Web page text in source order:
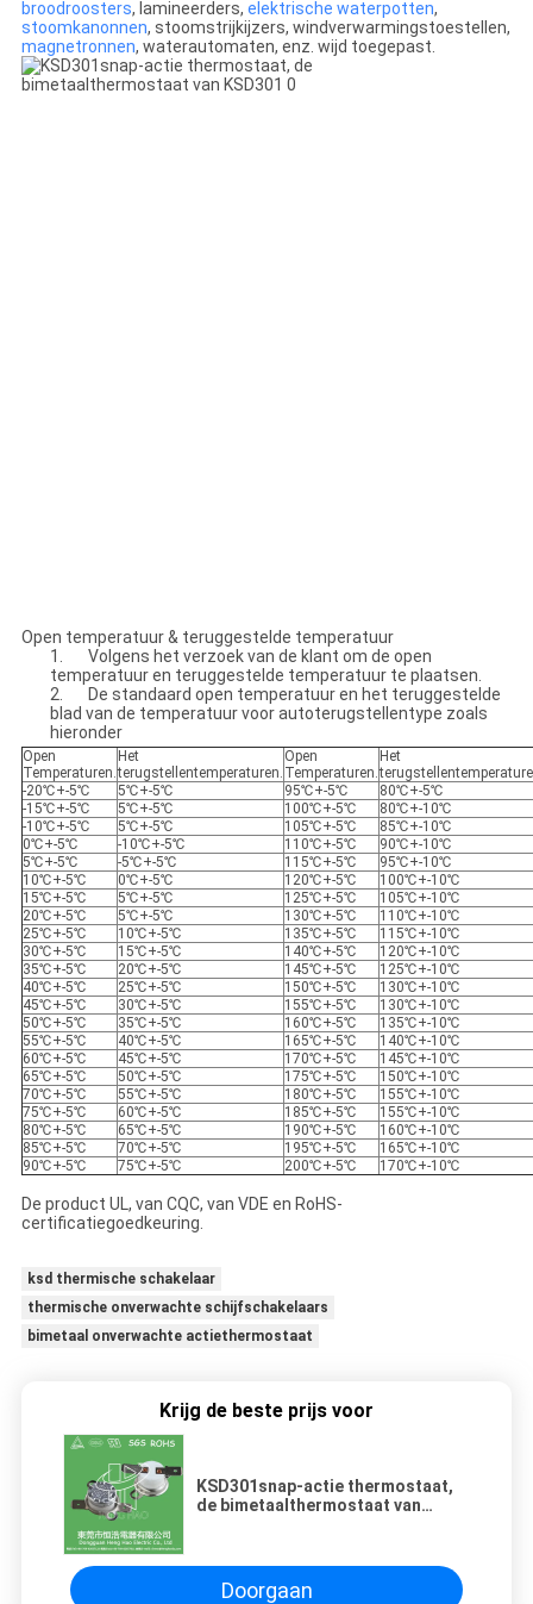
broodroosters, lamineerders, elektrische waterpotten,
stoomkanonnen, stoomstrijkijzers, windverwarmingstoestellen,
magnetronnen, waterautomaten, enz. wijd toegepast.
Open temperatuur & teruggestelde temperatuur
1. Volgens het verzoek van de klant om de open
temperatuur en teruggestelde temperatuur te plaatsen.
2. De standaard open temperatuur en het teruggestelde
blad van de temperatuur voor autoterugstellentype zoals
hieronder
Open
Temperaturen.
Het
terugstellentemperaturen.
Open
Temperaturen.
Het
-20℃+-5℃
5℃+-5℃ 95℃+-5℃
80℃+-5℃
-15℃+-5℃
5℃+-5℃ 100℃+-5℃
80℃+-10℃
-10℃+-5℃
5℃+-5℃ 105℃+-5℃
85℃+-10℃
0℃+-5℃
-10℃+-5℃ 110℃+-5℃
90℃+-10℃
5℃+-5℃
-5℃+-5℃ 115℃+-5℃
95℃+-10℃
10℃+-5℃
0℃+-5℃ 120℃+-5℃
100℃+-10℃
15℃+-5℃
5℃+-5℃ 125℃+-5℃
105℃+-10℃
20℃+-5℃
5℃+-5℃ 130℃+-5℃
110℃+-10℃
25℃+-5℃
10℃+-5℃ 135℃+-5℃
115℃+-10℃
30℃+-5℃
15℃+-5℃ 140℃+-5℃
120℃+-10℃
35℃+-5℃
20℃+-5℃ 145℃+-5℃
125℃+-10℃
40℃+-5℃
25℃+-5℃ 150℃+-5℃
130℃+-10℃
45℃+-5℃
30℃+-5℃ 155℃+-5℃
130℃+-10℃
50℃+-5℃
35℃+-5℃ 160℃+-5℃
135℃+-10℃
55℃+-5℃
40℃+-5℃ 165℃+-5℃
140℃+-10℃
60℃+-5℃
45℃+-5℃ 170℃+-5℃
145℃+-10℃
65℃+-5℃
50℃+-5℃ 175℃+-5℃
150℃+-10℃
70℃+-5℃
55℃+-5℃ 180℃+-5℃
155℃+-10℃
75℃+-5℃
60℃+-5℃ 185℃+-5℃
155℃+-10℃
80℃+-5℃
65℃+-5℃ 190℃+-5℃
160℃+-10℃
85℃+-5℃
70℃+-5℃ 195℃+-5℃
165℃+-10℃
90℃+-5℃
75℃+-5℃ 200℃+-5℃ 170℃+-10℃
De product UL, van CQC, van VDE en RoHS-
certificatiegoedkeuring.
ksd thermische schakelaar
thermische onverwachte schijfschakelaars
bimetaal onverwachte actiethermostaat
Krijg de beste prijs voor
KSD301snap-actie thermostaat,
de bimetaalthermostaat van
Doorgaan